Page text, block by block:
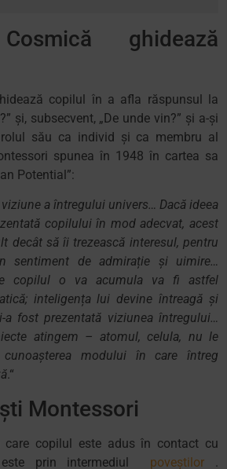
ghidează
copilul în a afla răspunsul la
și, subsecvent, „De unde vin?” și a-și
său ca individ și ca membru al
spunea în 1948 în cartea sa
Potential”:
a întregului univers… Dacă ideea
copilului în mod adecvat, acest
decât să îi trezească interesul, pentru
de admirație și uimire…
copilul o va acumula va fi astfel
inteligența lui devine întreagă și
fost prezentată viziunea întregului…
atingem – atomul, celula, nu le
modului în care întreg
.“
Montessori
care copilul este adus în contact cu
prin intermediul
poveștilor .